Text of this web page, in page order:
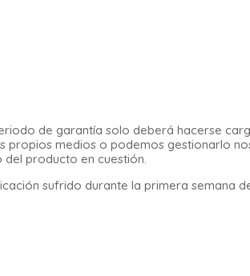
de garantía solo deberá hacerse
propios medios o podemos gestionarlo
del producto en cuestión.
sufrido durante la primera semana